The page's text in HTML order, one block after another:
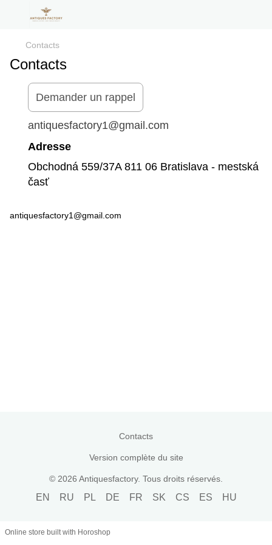
Contacts
Contacts
Demander un rappel
antiquesfactory1@gmail.com
Adresse
Obchodná 559/37A 811 06 Bratislava - mestská
časť
antiquesfactory1@gmail.com
Contacts
Version complète du site
© 2026 Antiquesfactory. Tous droits réservés.
EN RU PL DE FR SK CS ES HU
Online store built with Horoshop